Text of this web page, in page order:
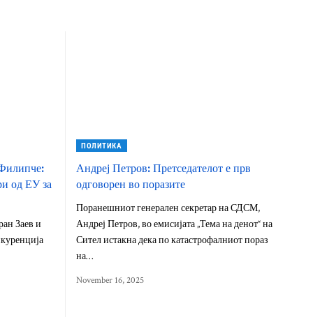
од ЕУ за
Заев и
ПОЛИТИКА
Андреј Петров: Претседателот е прв
одговорен во поразите
Поранешниот генерален секретар на СДСМ,
Андреј Петров, во емисијата „Тема на денот“ на
Сител истакна дека по катастрофалниот пораз
на…
November 16, 2025